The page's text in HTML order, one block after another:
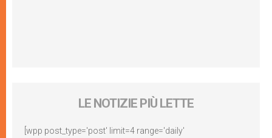
LE NOTIZIE PIÙ LETTE
[wpp post_type='post' limit=4 range='daily'